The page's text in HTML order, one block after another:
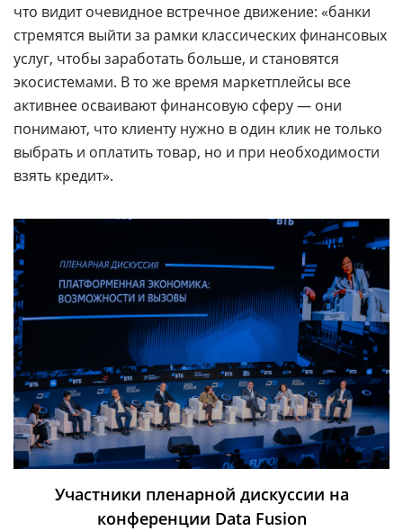
что видит очевидное встречное движение: «банки
стремятся выйти за рамки классических финансовых
услуг, чтобы заработать больше, и становятся
экосистемами. В то же время маркетплейсы все
активнее осваивают финансовую сферу — они
понимают, что клиенту нужно в один клик не только
выбрать и оплатить товар, но и при необходимости
взять кредит».
Участники пленарной дискуссии на
конференции Data Fusion